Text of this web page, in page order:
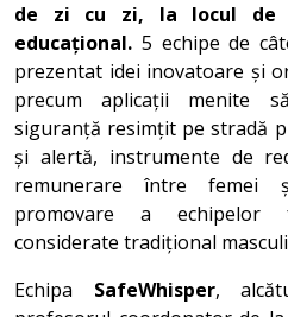
de zi cu zi, la locul de
educațional. 5 echipe de
prezentat idei inovatoare și
precum aplicații menite
siguranță resimțit pe stradă
și alertă, instrumente de
remunerare între femei
promovare a echipelor
considerate tradițional
Echipa SafeWhisper,